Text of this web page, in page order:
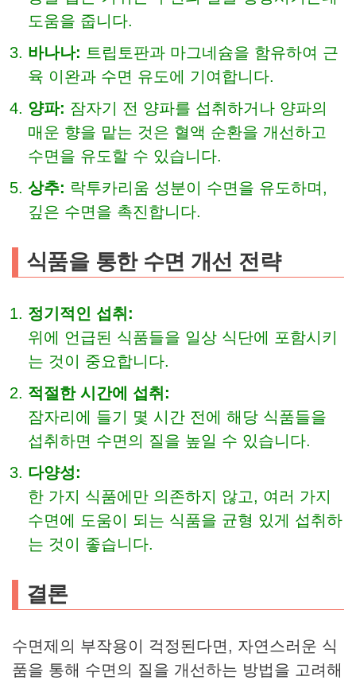
도움을 줍니다.
바나나: 트립토판과 마그네슘을 함유하여 근
육 이완과 수면 유도에 기여합니다.
양파: 잠자기 전 양파를 섭취하거나 양파의
매운 향을 맡는 것은 혈액 순환을 개선하고
수면을 유도할 수 있습니다.
상추: 락투카리움 성분이 수면을 유도하며,
깊은 수면을 촉진합니다.
식품을 통한 수면 개선 전략
정기적인 섭취:
위에 언급된 식품들을 일상 식단에 포함시키
는 것이 중요합니다.
적절한 시간에 섭취:
잠자리에 들기 몇 시간 전에 해당 식품들을
섭취하면 수면의 질을 높일 수 있습니다.
다양성:
한 가지 식품에만 의존하지 않고, 여러 가지
수면에 도움이 되는 식품을 균형 있게 섭취하
는 것이 좋습니다.
결론
수면제의 부작용이 걱정된다면, 자연스러운 식
품을 통해 수면의 질을 개선하는 방법을 고려해